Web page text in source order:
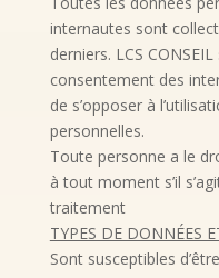
internautes sont
derniers. LCS
consentement des
de s’opposer à
personnelles.
Toute personne a le
à tout moment s’il
traitement
TYPES DE DONNÉES
Sont susceptibles